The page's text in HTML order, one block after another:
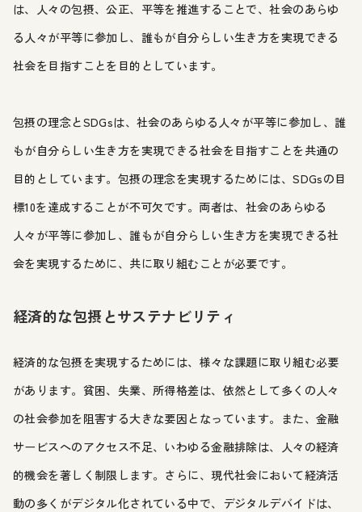
は、人々の包摂、公正、平等を推進することで、社会のあらゆ
る人々が平等に参加し、誰もが自分らしい生き方を実現できる
社会を目指すことを目的としています。
包摂の理念とSDGsは、社会のあらゆる人々が平等に参加し、誰
もが自分らしい生き方を実現できる社会を目指すことを共通の
目的としています。包摂の理念を実現するためには、SDGsの目
標10を達成することが不可欠です。両者は、社会のあらゆる
人々が平等に参加し、誰もが自分らしい生き方を実現できる社
会を実現するために、共に取り組むことが必要です。
経済的な包摂とサステナビリティ
経済的な包摂を実現するためには、様々な課題に取り組む必要
があります。貧困、失業、所得格差は、依然として多くの人々
の社会参加を阻害する大きな要因となっています。また、金融
サービスへのアクセス不足、いわゆる金融排除は、人々の経済
的機会を著しく制限します。さらに、現代社会において経済活
動の多くがデジタル化されている中で、デジタルデバイドは、